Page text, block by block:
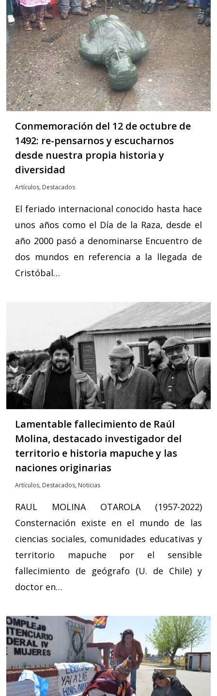
Conmemoración del 12 de octubre de
1492: re-pensarnos y escucharnos
desde nuestra propia historia y
diversidad
Artículos, Destacados
El feriado internacional conocido hasta hace
unos años como el Día de la Raza, desde el
año 2000 pasó a denominarse Encuentro de
dos mundos en referencia a la llegada de
Cristóbal…
Lamentable fallecimiento de Raúl
Molina, destacado investigador del
territorio e historia mapuche y las
naciones originarias
Artículos, Destacados, Noticias
RAUL MOLINA OTAROLA (1957-2022)
Consternación existe en el mundo de las
ciencias sociales, comunidades educativas y
territorio mapuche por el sensible
fallecimiento de geógrafo (U. de Chile) y
doctor en…